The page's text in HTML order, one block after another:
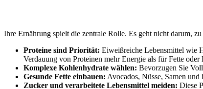
Ihre Ernährung spielt die zentrale Rolle. Es geht nicht darum,
Proteine sind Priorität: Eiweißreiche Lebensmittel wie
Verdauung von Proteinen mehr Energie als für Fette oder
Komplexe Kohlenhydrate wählen: Bevorzugen Sie
Gesunde Fette einbauen: Avocados, Nüsse, Samen
Zucker und verarbeitete Lebensmittel meiden: Diese